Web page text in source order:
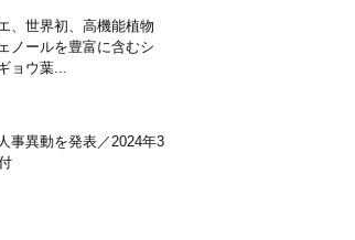
、世界初、高機能植物
ノールを豊富に含むシ
ョウ葉...
事異動を発表／2024年3